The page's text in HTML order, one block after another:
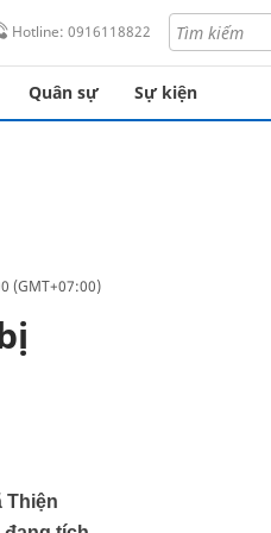
Hotline: 0916118822
Quân sự Sự kiện
(GMT+07:00)
Thiện